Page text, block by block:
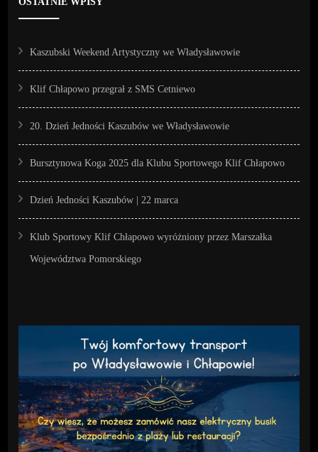
Kaszubski Weekend Artystyczny we Władysławowie
Klif Chłapowo przegrał z SMS Cetniewo
20. Dzień Jedności Kaszubów we Władysławowie
Bursztynowa Koga 2025 dla Klubu Sportowego Klif Chłapowo
Dzień Jedności Kaszubów | 22 marca
Klub Sportowy Klif Chłapowo wyróżniony przez Marszałka
Województwa Pomorskiego